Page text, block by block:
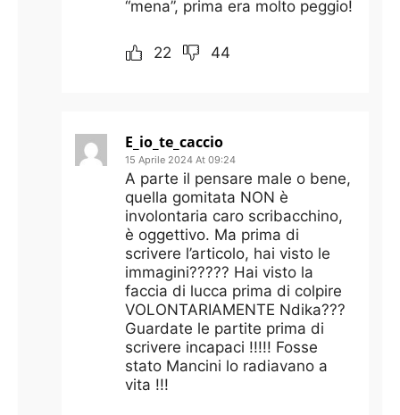
“mena”, prima era molto peggio!
22 44
E_io_te_caccio
15 Aprile 2024 At 09:24
A parte il pensare male o bene,
quella gomitata NON è
involontaria caro scribacchino,
è oggettivo. Ma prima di
scrivere l’articolo, hai visto le
immagini????? Hai visto la
faccia di lucca prima di colpire
VOLONTARIAMENTE Ndika???
Guardate le partite prima di
scrivere incapaci !!!!! Fosse
stato Mancini lo radiavano a
vita !!!